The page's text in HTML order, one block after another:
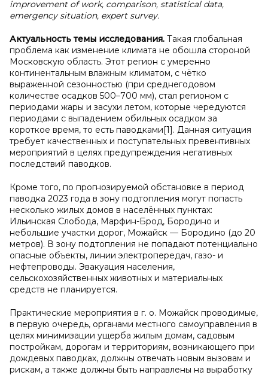
improvement of work, comparison, statistical data,
emergency situation, expert survey.
Актуальность темы исследования. Такая глобальная
проблема как изменение климата не обошла стороной
Московскую область. Этот регион с умеренно
континентальным влажным климатом, с чётко
выраженной сезонностью (при среднегодовом
количестве осадков 500–700 мм), стал регионом с
периодами жары и засухи летом, которые чередуются
периодами с выпадением обильных осадком за
короткое время, то есть паводками[1]. Данная ситуация
требует качественных и поступательных превентивных
мероприятий в целях предупреждения негативных
последствий паводков.
Кроме того, по прогнозируемой обстановке в период
паводка 2023 года в зону подтопления могут попасть
несколько жилых домов в населённых пунктах:
Ильинская Слобода, Марфин-Брод, Бородино и
небольшие участки дорог, Можайск — Бородино (до 20
метров). В зону подтопления не попадают потенциально
опасные объекты, линии электропередач, газо- и
нефтепроводы. Эвакуация населения,
сельскохозяйственных животных и материальных
средств не планируется.
Практические мероприятия в г. о. Можайск проводимые,
в первую очередь, органами местного самоуправления в
целях минимизации ущерба жилым домам, садовым
постройкам, дорогам и территориям, возникающего при
дождевых паводках, должны отвечать новым вызовам и
рискам, а также должны быть направлены на выработку